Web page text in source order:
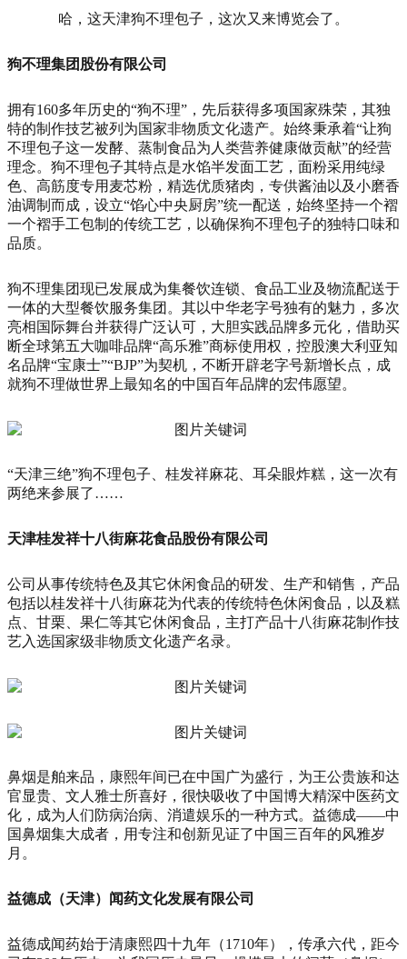
哈，这天津狗不理包子，这次又来博览会了。
狗不理集团股份有限公司
拥有160多年历史的“狗不理”，先后获得多项国家殊荣，其独
特的制作技艺被列为国家非物质文化遗产。始终秉承着“让狗
不理包子这一发酵、蒸制食品为人类营养健康做贡献”的经营
理念。狗不理包子其特点是水馅半发面工艺，面粉采用纯绿
色、高筋度专用麦芯粉，精选优质猪肉，专供酱油以及小磨香
油调制而成，设立“馅心中央厨房”统一配送，始终坚持一个褶
一个褶手工包制的传统工艺，以确保狗不理包子的独特口味和
品质。
狗不理集团现已发展成为集餐饮连锁、食品工业及物流配送于
一体的大型餐饮服务集团。其以中华老字号独有的魅力，多次
亮相国际舞台并获得广泛认可，大胆实践品牌多元化，借助买
断全球第五大咖啡品牌“高乐雅”商标使用权，控股澳大利亚知
名品牌“宝康士”“BJP”为契机，不断开辟老字号新增长点，成
就狗不理做世界上最知名的中国百年品牌的宏伟愿望。
“天津三绝”狗不理包子、桂发祥麻花、耳朵眼炸糕，这一次有
两绝来参展了……
天津桂发祥十八街麻花食品股份有限公司
公司从事传统特色及其它休闲食品的研发、生产和销售，产品
包括以桂发祥十八街麻花为代表的传统特色休闲食品，以及糕
点、甘栗、果仁等其它休闲食品，主打产品十八街麻花制作技
艺入选国家级非物质文化遗产名录。
鼻烟是舶来品，康熙年间已在中国广为盛行，为王公贵族和达
官显贵、文人雅士所喜好，很快吸收了中国博大精深中医药文
化，成为人们防病治病、消遣娱乐的一种方式。益德成——中
国鼻烟集大成者，用专注和创新见证了中国三百年的风雅岁
月。
益德成（天津）闻药文化发展有限公司
益德成闻药始于清康熙四十九年（1710年），传承六代，距今